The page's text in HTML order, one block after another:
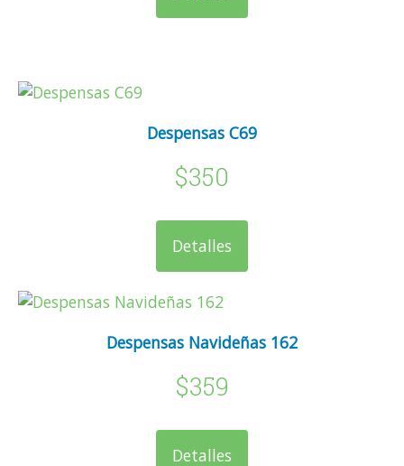
Despensas C69
$350
Detalles
Despensas Navideñas 162
$359
Detalles